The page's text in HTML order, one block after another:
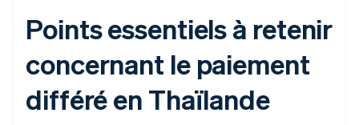
Points essentiels à retenir
concernant le paiement
différé en Thaïlande